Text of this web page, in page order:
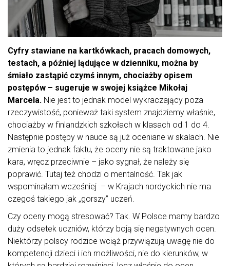
Cyfry stawiane na kartkówkach, pracach domowych,
testach, a później lądujące w dzienniku, można by
śmiało zastąpić czymś innym, chociażby opisem
postępów – sugeruje w swojej książce Mikołaj
Marcela. Nie jest to jednak model wykraczający poza
rzeczywistość, ponieważ taki system znajdziemy właśnie,
chociażby w finlandzkich szkołach w klasach od 1 do 4.
Następnie postępy w nauce są już oceniane w skalach. Nie
zmienia to jednak faktu, że oceny nie są traktowane jako
kara, wręcz przeciwnie – jako sygnał, że należy się
poprawić. Tutaj też chodzi o mentalność. Tak jak
wspominałam wcześniej – w Krajach nordyckich nie ma
czegoś takiego jak „gorszy” uczeń.
Czy oceny mogą stresować? Tak. W Polsce mamy bardzo
duży odsetek uczniów, którzy boją się negatywnych ocen.
Niektórzy polscy rodzice wciąż przywiązują uwagę nie do
kompetencji dzieci i ich możliwości, nie do kierunków, w